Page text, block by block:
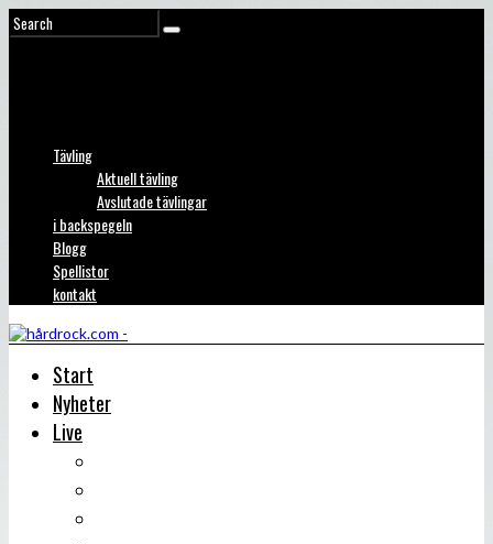
Tävling
Aktuell tävling
Avslutade tävlingar
i backspegeln
Blogg
Spellistor
kontakt
Start
Nyheter
Live